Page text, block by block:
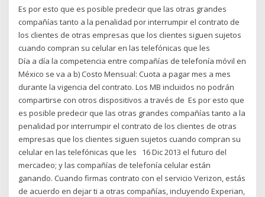
Es por esto que es posible predecir que las otras grandes
compañías tanto a la penalidad por interrumpir el contrato de
los clientes de otras empresas que los clientes siguen sujetos
cuando compran su celular en las telefónicas que les
Día a día la competencia entre compañías de telefonía móvil en
México se va a b) Costo Mensual: Cuota a pagar mes a mes
durante la vigencia del contrato. Los MB incluidos no podrán
compartirse con otros dispositivos a través de Es por esto que
es posible predecir que las otras grandes compañías tanto a la
penalidad por interrumpir el contrato de los clientes de otras
empresas que los clientes siguen sujetos cuando compran su
celular en las telefónicas que les 16 Dic 2013 el futuro del
mercadeo; y las compañías de telefonía celular están
ganando. Cuando firmas contrato con el servicio Verizon, estás
de acuerdo en dejar ti a otras compañías, incluyendo Experian,